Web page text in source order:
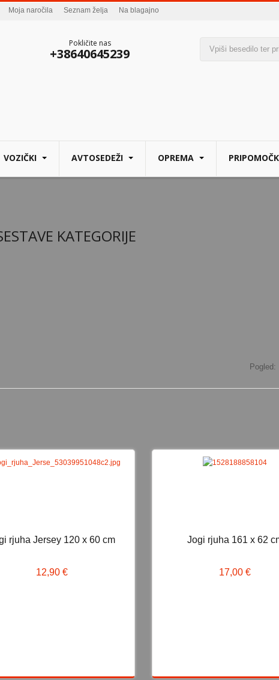
Moja naročila Seznam želja Na blagajno
Pokličite nas
+38640645239
VOZIČKI AVTOSEDEŽI OPREMA
KATEGORIJE
Pogled:
rjuha Jersey 120 x 60 cm
12,90 €
Jogi rjuha 161 x 62
17,00 €